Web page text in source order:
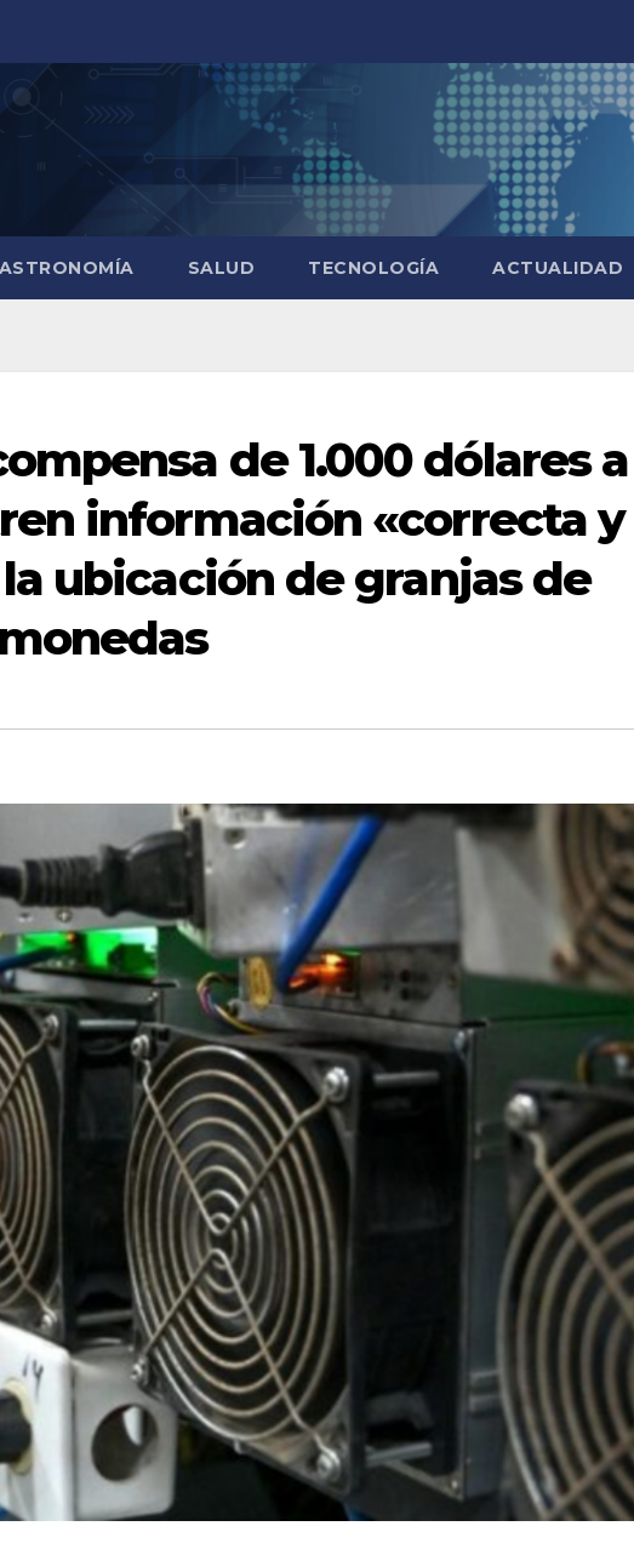
SALUD TECNOLOGÍA ACTUALIDAD
de 1.000 dólares a
información «correcta y
ubicación de granjas de